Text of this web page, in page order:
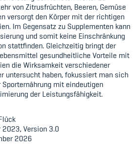
von Zitrusfrüchten, Beeren, Gemüse
versorgt den Körper mit der richtigen
Im Gegensatz zu Supplementen kann
und somit keine Einschränkung
stattfinden. Gleichzeitig bringt der
gesundheitliche Vorteile mit
die Wirksamkeit verschiedener
untersucht haben, fokussiert man sich
mit eindeutigen
der Leistungsfähigkeit.
Version 3.0
2026